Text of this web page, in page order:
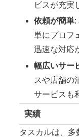
ビスが充実
依頼が簡単:
単にプロフ
迅速な対応
幅広いサー
スや店舗の
サービスも
実績
タスカルは、多